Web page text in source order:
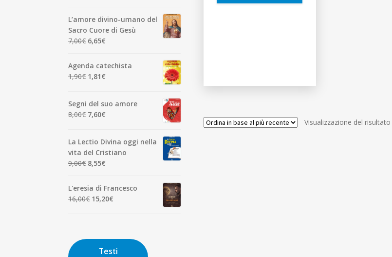
Visualizzazione del risultato
originale
era:
7,00€.
attuale
L’amore divino-umano del
Sacro Cuore di Gesù
7,00€ Il
originale
era:
7,00€.
6,65€
attuale
Agenda catechista
1,90€ Il
era:
1,90€.
1,81€
è:
Segni del suo amore
8,00€ Il
era:
8,00€.
7,60€
è:
7,60€.
La Lectio Divina oggi nella
vita del Cristiano
9,00€ Il
originale
era:
9,00€.
8,55€
attuale
è:
L'eresia di Francesco
16,00€ Il
16,00€.
15,20€
15,20€.
Testi